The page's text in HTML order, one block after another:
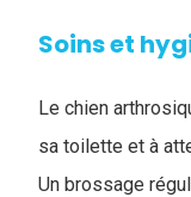
Soins et
Le chien
sa toilette et à
Un brossage